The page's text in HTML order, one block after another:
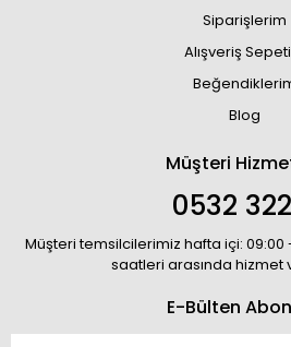
Siparişlerim
Alışveriş
Blog
Müşteri
0532
Müşteri temsilcilerimiz hafta içi: 09:00
saatleri arasında hizmet
E-Bülten